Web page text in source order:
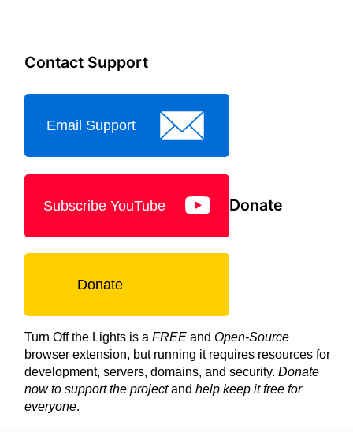
Contact Support
Email Support
Subscribe YouTube Donate
Donate
Turn Off the Lights is a FREE and Open-Source
browser extension, but running it requires resources for
development, servers, domains, and security. Donate
now to support the projectand help keep it free for
everyone.